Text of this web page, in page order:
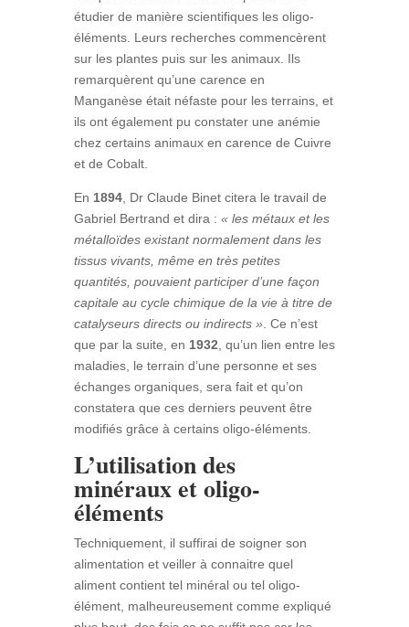
étudier de manière scientifiques les oligo-
éléments. Leurs recherches commencèrent
sur les plantes puis sur les animaux. Ils
remarquèrent qu’une carence en
Manganèse était néfaste pour les terrains, et
ils ont également pu constater une anémie
chez certains animaux en carence de Cuivre
et de Cobalt.
En 1894, Dr Claude Binet citera le travail de
Gabriel Bertrand et dira : « les métaux et les
métalloïdes existant normalement dans les
tissus vivants, même en très petites
quantités, pouvaient participer d’une façon
capitale au cycle chimique de la vie à titre de
catalyseurs directs ou indirects ». Ce n’est
que par la suite, en 1932, qu’un lien entre les
maladies, le terrain d’une personne et ses
échanges organiques, sera fait et qu’on
constatera que ces derniers peuvent être
modifiés grâce à certains oligo-éléments.
L’utilisation des
minéraux et oligo-
éléments
Techniquement, il suffirai de soigner son
alimentation et veiller à connaitre quel
aliment contient tel minéral ou tel oligo-
élément, malheureusement comme expliqué